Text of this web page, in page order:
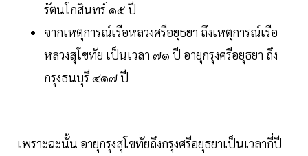
รัตนโกสินทร์ ๑๕ ปี
จากเหตุการณ์เรือหลวงศรีอยุธยา ถึงเหตุการณ์เรือ
หลวงสุโขทัย เป็นเวลา ๗๑ ปี อายุกรุงศรีอยุธยา ถึง
กรุงธนบุรี ๔๑๗ ปี
เพราะฉะนั้น อายุกรุงสุโขทัยถึงกรุงศรีอยุธยาเป็นเวลากี่ปี